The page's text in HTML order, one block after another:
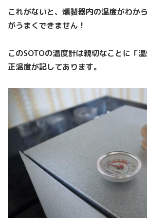
これがないと、燻製器内の温度がわか
がうまくできません！
このSOTOの温度計は親切なことに「
正温度が記してあります。